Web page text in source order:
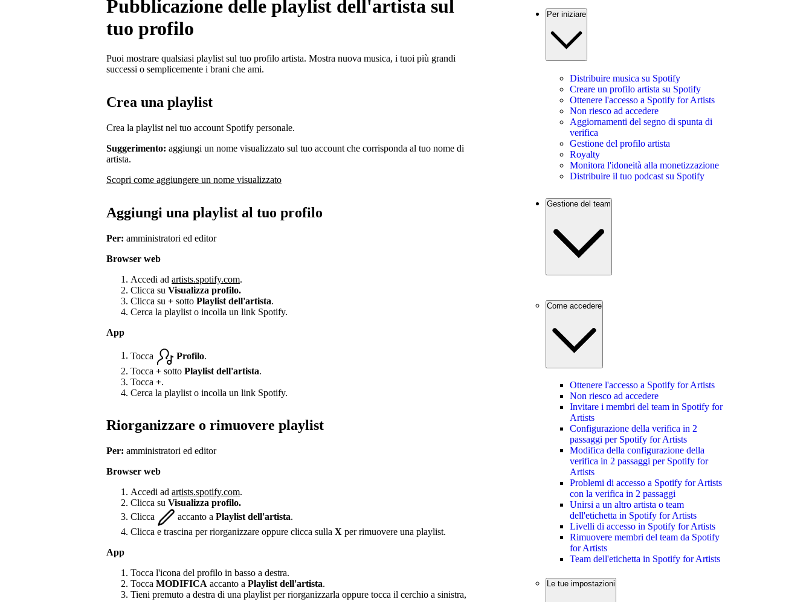
Pubblicazione delle playlist dell'artista sul
tuo profilo
Puoi mostrare qualsiasi playlist sul tuo profilo artista. Mostra nuova musica, i tuoi più grandi
successi o semplicemente i brani che ami.
Crea una playlist
Crea la playlist nel tuo account Spotify personale.
Suggerimento: aggiungi un nome visualizzato sul tuo account che corrisponda al tuo nome di
artista.
Scopri come aggiungere un nome visualizzato
Aggiungi una playlist al tuo profilo
Per: amministratori ed editor
Browser web
Accedi ad artists.spotify.com.
Clicca su Visualizza profilo.
Clicca su + sotto Playlist dell'artista.
Cerca la playlist o incolla un link Spotify.
App
Tocca Profilo
Tocca + sotto Playlist dell'artista.
Tocca +.
Cerca la playlist o incolla un link Spotify.
Riorganizzare o rimuovere playlist
Per: amministratori ed editor
Browser web
Accedi ad artists.spotify.com.
Clicca su Visualizza profilo.
Clicca
accanto a Playlist dell'artista.
Clicca e trascina per riorganizzare oppure clicca sulla X per rimuovere una playlist.
App
Tocca l'icona del profilo in basso a destra.
Tocca MODIFICA accanto a Playlist dell'artista.
Tieni premuto a destra di una playlist per riorganizzarla oppure tocca il cerchio a sinistra,
Per iniziare
Distribuire musica su Spotify
Creare un profilo artista su Spotify
Ottenere l'accesso a Spotify for Artists
Non riesco ad accedere
Aggiornamenti del segno di spunta di
verifica
Gestione del profilo artista
Royalty
Monitora l'idoneità alla monetizzazione
Distribuire il tuo podcast su Spotify
Gestione del team
Come accedere
Ottenere l'accesso a Spotify for Artists
Non riesco ad accedere
Invitare i membri del team in Spotify for
Artists
Configurazione della verifica in 2
passaggi per Spotify for Artists
Modifica della configurazione della
verifica in 2 passaggi per Spotify for
Artists
Problemi di accesso a Spotify for Artists
con la verifica in 2 passaggi
Unirsi a un altro artista o team
dell'etichetta in Spotify for Artists
Livelli di accesso in Spotify for Artists
Rimuovere membri del team da Spotify
for Artists
Team dell'etichetta in Spotify for Artists
Le tue impostazioni